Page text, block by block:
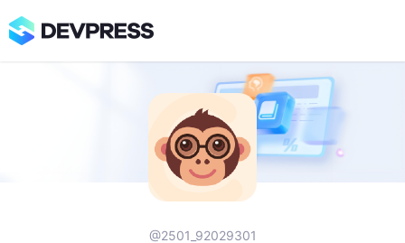
@2501_92029301